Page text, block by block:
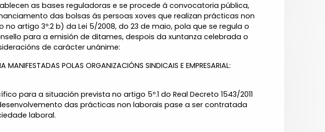
as bases reguladoras e se procede á convocatoria pública,
das bolsas ás persoas xoves que realizan prácticas non
artigo 3º.2 b) da Lei 5/2008, do 23 de maio, pola que se regula o
para a emisión de ditames, despois da xuntanza celebrada o
de carácter unánime:
POLAS ORGANIZACIÓNS SINDICAIS E EMPRESARIAL:
para a situación prevista no artigo 5º.1 do Real Decreto 1543/2011
das prácticas non laborais pase a ser contratada
laboral.